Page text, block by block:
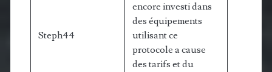
Steph44
encore investi dans
des équipements
utilisant ce
protocole a cause
des tarifs et du